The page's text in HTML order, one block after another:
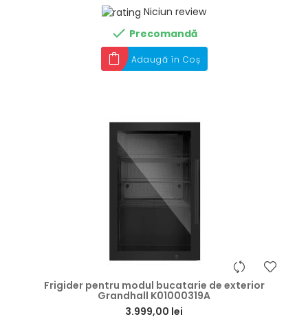
Niciun review
 Precomandă
Adaugă în Coș
Frigider pentru modul bucatarie de exterior
Grandhall K01000319A
3.999,00 lei